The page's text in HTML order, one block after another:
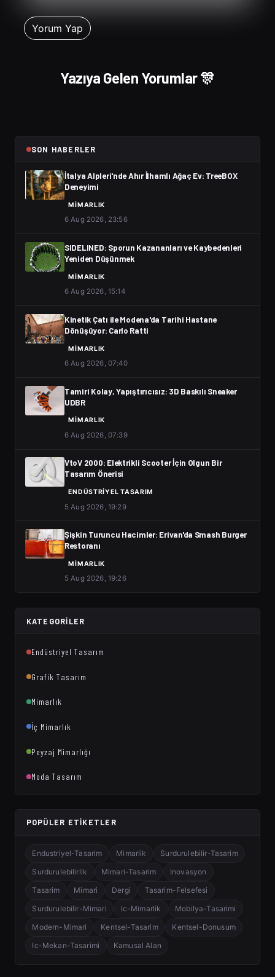
Yazıya Gelen Yorumlar 🎊
SON HABERLER
İtalya Alpleri'nde Ahır İlhamlı Ağaç Ev: TreeBOX
Deneyimi
MIMARLIK
6 Aug 2026, 23:56
SIDELINED: Sporun Kazananları ve Kaybedenleri
Yeniden Düşünmek
MIMARLIK
6 Aug 2026, 15:14
Kinetik Çatı ile Modena'da Tarihi Hastane
Dönüşüyor: Carlo Ratti
MIMARLIK
6 Aug 2026, 07:40
Tamiri Kolay, Yapıştırıcısız: 3D Baskılı Sneaker
UDBR
MIMARLIK
6 Aug 2026, 07:39
VtoV 2000: Elektrikli Scooter İçin Olgun Bir
Tasarım Önerisi
ENDÜSTRIYEL TASARIM
5 Aug 2026, 19:29
Şişkin Turuncu Hacimler: Erivan'da Smash Burger
Restoranı
MIMARLIK
5 Aug 2026, 19:26
KATEGORILER
Endüstriyel Tasarım
Grafik Tasarım
Mimarlık
İç Mimarlık
Peyzaj Mimarlığı
Moda Tasarım
POPÜLER ETIKETLER
Endustriyel-Tasarim Mimarlik
Surdurulebilir-Tasarim
Surdurulebilirlik
Mimari-Tasarim
Inovasyon
Tasarim
Mimari Dergi
Tasarim-Felsefesi
Surdurulebilir-Mimari
Ic-Mimarlik
Mobilya-Tasarimi
Modern-Mimari
Kentsel-Tasarim
Kentsel-Donusum
Ic-Mekan-Tasarimi
Kamusal Alan